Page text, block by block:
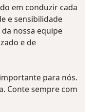
em conduzir cada
e sensibilidade
nossa equipe
e de
para nós.
Conte sempre com